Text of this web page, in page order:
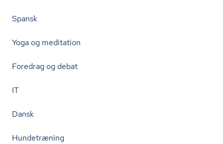
Spansk
Yoga og meditation
Foredrag og debat
IT
Dansk
Hundetræning